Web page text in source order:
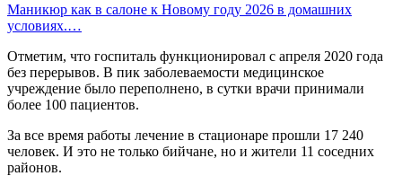
Маникюр как в салоне к Новому году 2026 в домашних
условиях.…
Отметим, что госпиталь функционировал с апреля 2020 года
без перерывов. В пик заболеваемости медицинское
учреждение было переполнено, в сутки врачи принимали
более 100 пациентов.
За все время работы лечение в стационаре прошли 17 240
человек. И это не только бийчане, но и жители 11 соседних
районов.